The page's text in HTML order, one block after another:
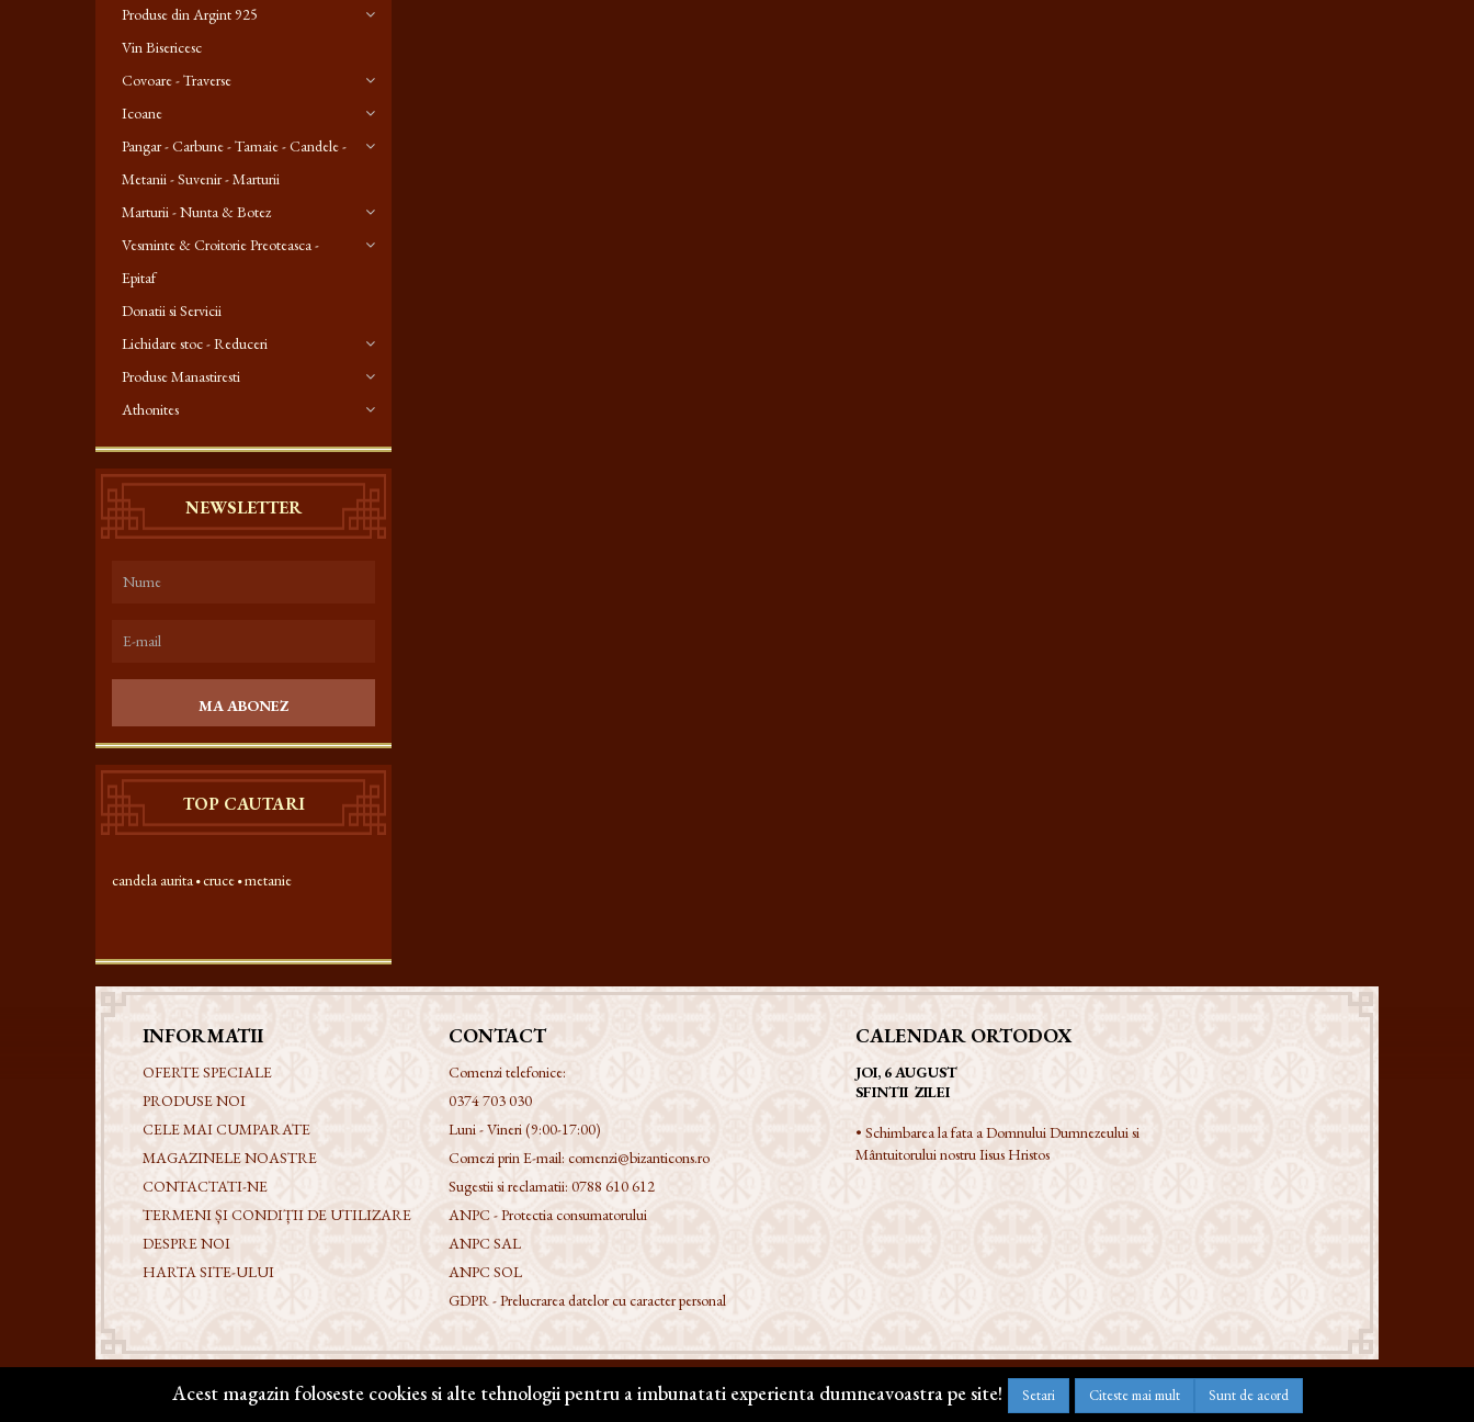
Produse din Argint 925
Vin Bisericesc
Covoare - Traverse
Icoane
Pangar - Carbune - Tamaie - Candele -
Metanii - Suvenir - Marturii
Marturii - Nunta & Botez
Vesminte & Croitorie Preoteasca -
Epitaf
Donatii si Servicii
Lichidare stoc - Reduceri
Produse Manastiresti
Athonites
NEWSLETTER
MA ABONEZ
TOP CAUTARI
candela aurita cruce metanie
INFORMATII
OFERTE SPECIALE
PRODUSE NOI
CELE MAI CUMPARATE
MAGAZINELE NOASTRE
CONTACTATI-NE
TERMENI ȘI CONDIȚII DE UTILIZARE
DESPRE NOI
HARTA SITE-ULUI
CONTACT
Comenzi telefonice:
0374 703 030
Luni - Vineri (9:00-17:00)
Comezi prin E-mail: comenzi@bizanticons.ro
Sugestii si reclamatii: 0788 610 612
ANPC - Protectia consumatorului
ANPC SAL
ANPC SOL
GDPR - Prelucrarea datelor cu caracter personal
CALENDAR ORTODOX
JOI, 6 AUGUST
SFINTII ZILEI
• Schimbarea la fata a Domnului Dumnezeului si
Mântuitorului nostru Iisus Hristos
Copyright @ 2026 | BIZANTICONS. Toate drepturile rezervate
Acest magazin foloseste cookies si alte tehnologii pentru a imbunatati experienta dumneavoastra pe site! Setari Citeste mai mult Sunt de acord